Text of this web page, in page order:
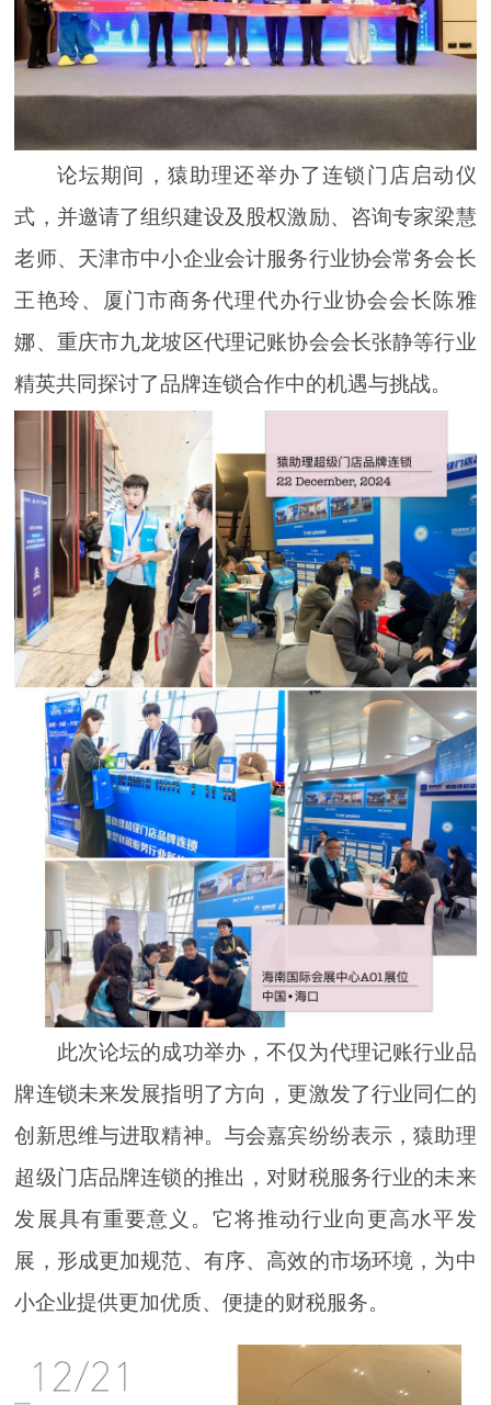
论坛期间，猿助理还举办了连锁门店启动仪
式，并邀请了组织建设及股权激励、咨询专家梁慧
老师、 天津市中小企业会计服务行业协会常务会长
王艳玲、厦门市商务代理代办行业协会会长陈雅
娜、重庆市九龙坡区代理记账协会会长张静等行业
精英共同探讨了品牌连锁合作中的机遇与挑战。
此次论坛的成功举办，不仅为代理记账行业品
牌连锁未来发展指明了方向，更激发了行业同仁的
创新思维与进取精神。与会嘉宾纷纷表示，猿助理
超级门店品牌连锁的推出，对财税服务行业的未来
发展具有重要意义。它将推动行业向更高水平发
展，形成更加规范、有序、高效的市场环境，为中
小企业提供更加优质、便捷的财税服务。